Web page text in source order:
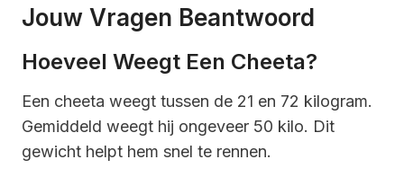
Jouw Vragen Beantwoord
Hoeveel Weegt Een Cheeta?
Een cheeta weegt tussen de 21 en 72 kilogram.
Gemiddeld weegt hij ongeveer 50 kilo. Dit
gewicht helpt hem snel te rennen.